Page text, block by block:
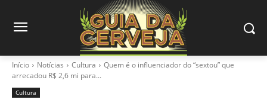
Início Notícias Cultura
Quem é o influenciador do “sextou” que
arrecadou R$ 2,6 mi para...
Cultura